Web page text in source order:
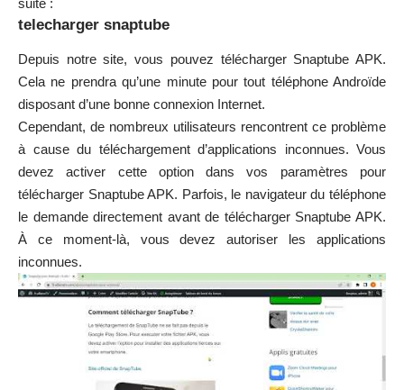
suite :
telecharger snaptube
Depuis notre site, vous pouvez télécharger Snaptube APK.
Cela ne prendra qu’une minute pour tout téléphone Androïde
disposant d’une bonne connexion Internet.
Cependant, de nombreux utilisateurs rencontrent ce problème
à cause du téléchargement d’applications inconnues. Vous
devez activer cette option dans vos paramètres pour
télécharger Snaptube APK. Parfois, le navigateur du téléphone
le demande directement avant de télécharger Snaptube APK.
À ce moment-là, vous devez autoriser les applications
inconnues.